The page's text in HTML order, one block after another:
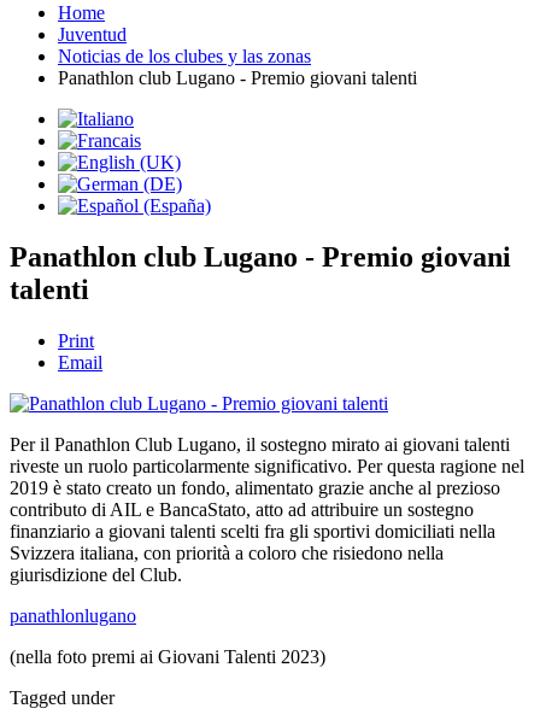
Home
Juventud
Noticias de los clubes y las zonas
Panathlon club Lugano - Premio giovani talenti
Panathlon club Lugano - Premio giovani
talenti
Print
Email
Per il Panathlon Club Lugano, il sostegno mirato ai giovani talenti
riveste un ruolo particolarmente significativo. Per questa ragione nel
2019 è stato creato un fondo, alimentato grazie anche al prezioso
contributo di AIL e BancaStato, atto ad attribuire un sostegno
finanziario a giovani talenti scelti fra gli sportivi domiciliati nella
Svizzera italiana, con priorità a coloro che risiedono nella
giurisdizione del Club.
panathlonlugano
(nella foto premi ai Giovani Talenti 2023)
Tagged under